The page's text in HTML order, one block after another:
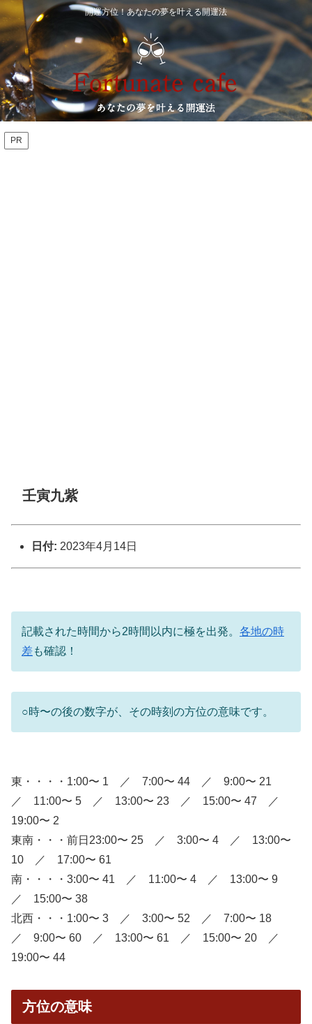
開運方位！あなたの夢を叶える開運法
PR
壬寅九紫
日付: 2023年4月14日
記載された時間から2時間以内に極を出発。 各地の時
差も確認！
○時〜の後の数字が、その時刻の方位の意味です。
東・・・・1:00〜 1 ／ 7:00〜 44 ／ 9:00〜 21
／ 11:00〜 5 ／ 13:00〜 23 ／ 15:00〜 47 ／
19:00〜 2
東南・・・前日23:00〜 25 ／ 3:00〜 4 ／ 13:00〜
10 ／ 17:00〜 61
南・・・・3:00〜 41 ／ 11:00〜 4 ／ 13:00〜 9
／ 15:00〜 38
北西・・・1:00〜 3 ／ 3:00〜 52 ／ 7:00〜 18
／ 9:00〜 60 ／ 13:00〜 61 ／ 15:00〜 20 ／
19:00〜 44
方位の意味